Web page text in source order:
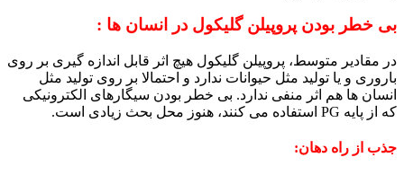
بی خطر بودن پروپیلن گلیکول در انسان ها :
در مقادیر متوسط، پروپیلن گلیکول هیچ اثر قابل اندازه گیری بر روی
باروری و یا تولید مثل حیوانات ندارد و احتمالا بر روی تولید مثل
انسان ها هم اثر منفی ندارد. بی خطر بودن سیگارهای الکترونیکی
که از پایه PG استفاده می کنند، هنوز محل بحث زیادی است.
جذب از راه دهان: